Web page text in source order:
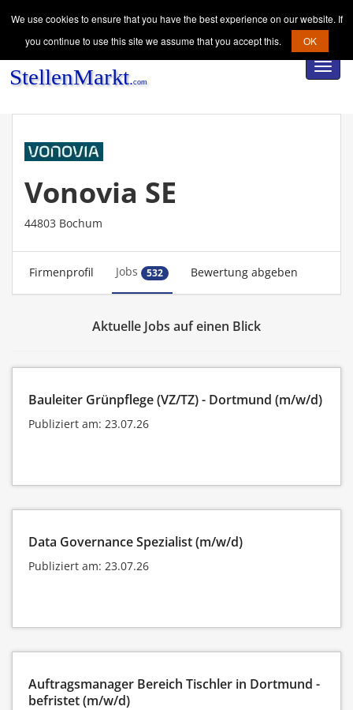
Vonovia SE
44803 Bochum
Firmenprofil Jobs 532 Bewertung abgeben
Aktuelle Jobs auf einen Blick
Bauleiter Grünpflege (VZ/TZ) - Dortmund (m/w/d)
Publiziert am: 23.07.26
Data Governance Spezialist (m/w/d)
Publiziert am: 23.07.26
Auftragsmanager Bereich Tischler in Dortmund -
befristet (m/w/d)
We use cookies to ensure that you have the best experience on our website. If
you continue to use this site we assume that you accept this.
OK